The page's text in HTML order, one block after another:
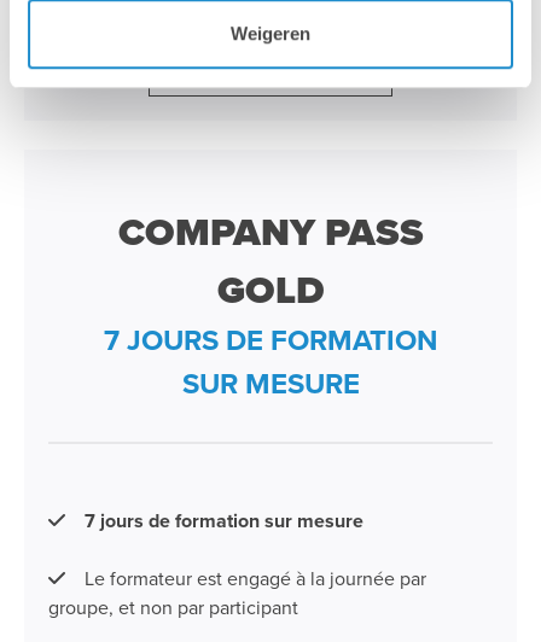
Weigeren
Plus d'informations >
COMPANY PASS
GOLD
7 JOURS DE FORMATION
SUR MESURE
7 jours de formation sur mesure
Le formateur est engagé à la journée par
groupe, et non par participant